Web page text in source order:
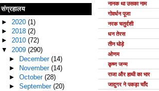
संग्रहालय
► 2020 (1)
► 2018 (2)
► 2010 (72)
▼ 2009 (290)
►
December (14)
►
November (14)
► October (28)
► September (20)
नानक था उसका नाम
गोवर्धन पूजा
नरक चतुर्दशी
धन तेरस
तीन घोड़े
ओणम
कृष्ण जन्म
राजा और हाथी का भार
जादुगर ने पकड़ा चाँद